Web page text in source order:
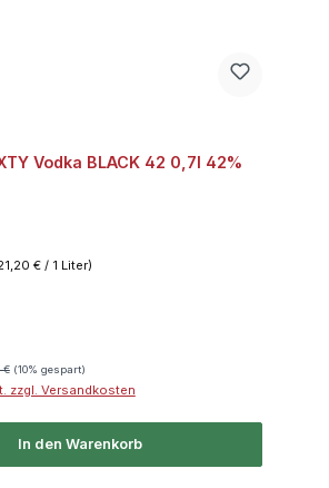
Vodka BLACK 42 0,7l 42%
€ / 1 Liter)
€ (10% gespart)
zzgl. Versandkosten
In den Warenkorb